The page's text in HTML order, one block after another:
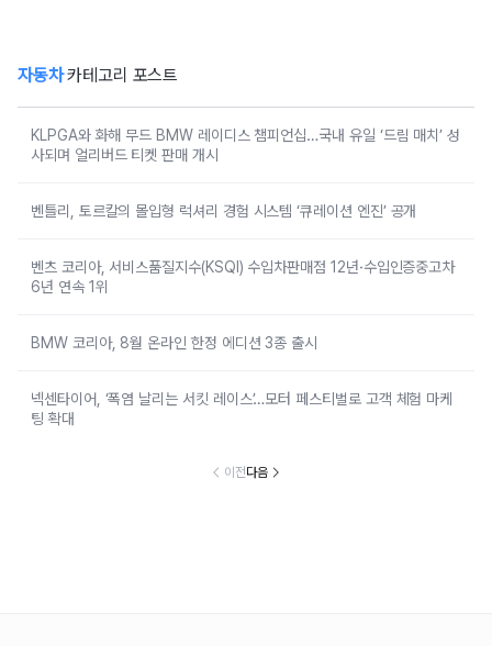
자동차카테고리 포스트
KLPGA와 화해 무드 BMW 레이디스 챔피언십…국내 유일 ‘드림 매치’ 성
사되며 얼리버드 티켓 판매 개시
벤틀리, 토르칼의 몰입형 럭셔리 경험 시스템 ‘큐레이션 엔진’ 공개
벤츠 코리아, 서비스품질지수(KSQI) 수입차판매점 12년·수입인증중고차
6년 연속 1위
BMW 코리아, 8월 온라인 한정 에디션 3종 출시
넥센타이어, ‘폭염 날리는 서킷 레이스’…모터 페스티벌로 고객 체험 마케
팅 확대
이전다음